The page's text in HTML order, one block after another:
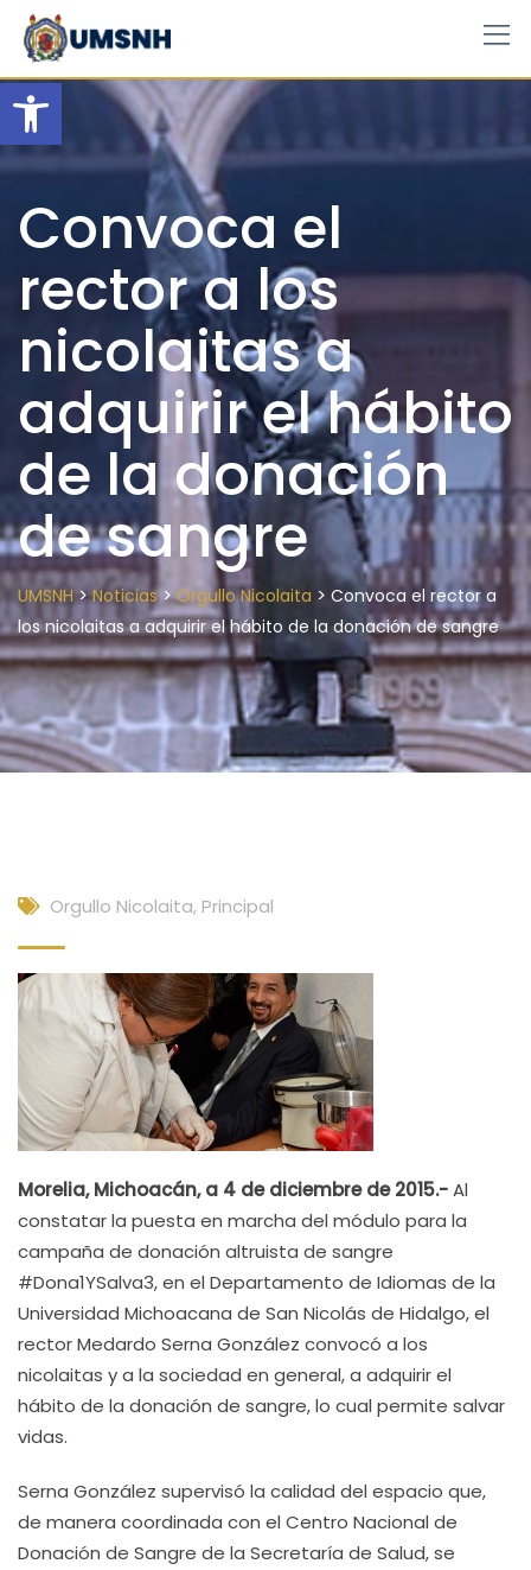
Open toolbar
Skip
content
Convoca el
rector a los
nicolaitas a
adquirir el hábito
de la donación
de sangre
UMSNH>Noticias>Orgullo Nicolaita > Convoca el rector a
los nicolaitas a adquirir el hábito de la donación de sangre
Orgullo Nicolaita, Principal
Morelia, Michoacán, a 4 de diciembre de 2015.-Al
constatar la puesta en marcha del módulo para la
campaña de donación altruista de sangre
#Dona1YSalva3, en el Departamento de Idiomas de la
Universidad Michoacana de San Nicolás de Hidalgo, el
rector Medardo Serna González convocó a los
nicolaitas y a la sociedad en general, a adquirir el
hábito de la donación de sangre, lo cual permite salvar
vidas.
Serna González supervisó la calidad del espacio que,
de manera coordinada con el Centro Nacional de
Donación de Sangre de la Secretaría de Salud, se